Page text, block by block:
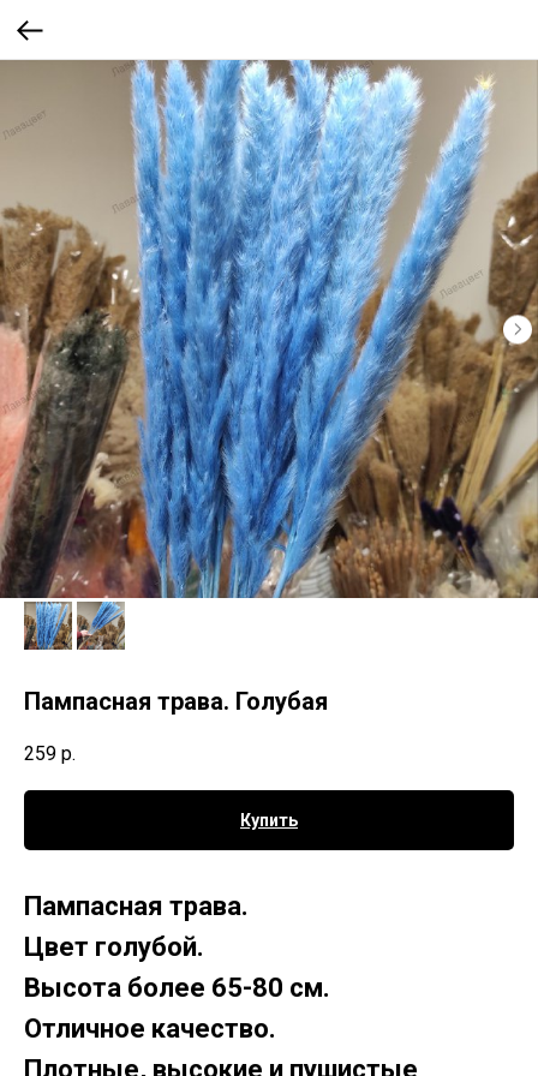
Пампасная трава. Голубая
259 р.
Купить
Пампасная трава.
Цвет голубой.
Высота более 65-80 см.
Отличное качество.
Плотные, высокие и пушистые